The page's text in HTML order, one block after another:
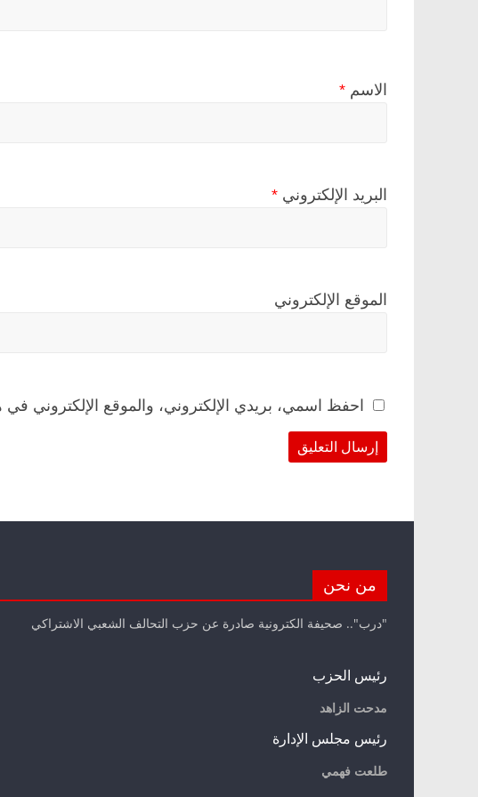
الاسم *
البريد الإلكتروني *
الموقع الإلكتروني
احفظ اسمي، بريدي الإلكتروني، والموقع الإلكتروني
من نحن
"درب".. صحيفة الكترونية صادرة عن حزب التحالف الشعبي الاشتراكي
رئيس الحزب
مدحت الزاهد
رئيس مجلس الإدارة
طلعت فهمي